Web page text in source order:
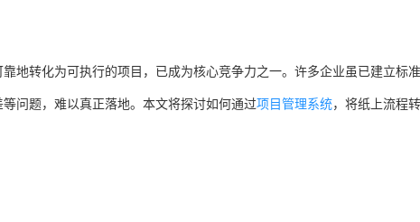
地转化为可执行的项目，已成为核心竞争力之一。许多企业虽已建立标
问题，难以真正落地。本文将探讨如何通过项目管理系统，将纸上流程